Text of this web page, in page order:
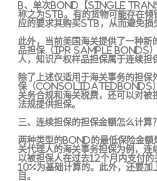
B、单次Bond【Single
称之为STB。有的货物可能存在倾
应的要求其购买STB，从而避免损
此外，当前美国海关提供了一种新
品担保（IPR Sample Bonds）
人，知识产权样品担保属于连续担
除了上述仅适用于海关事务的担保
保（ConsolidatedBonds）。
关务合规和海关税费，还可以对被
法规提供担保。
三、连续担保的担保金额怎么计算？
两种类型的Bond的最低保险金额
关代理人的海关事务担保为例，连
以被担保人在过去12个月内支付
10%为基础计算的。此外，还要加
目。